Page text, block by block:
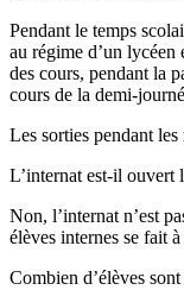
Pendant le temps
au régime d’un
des cours, pendant la
cours de la demi-
Les sorties pendant les
L’internat est-il ouvert
Non, l’internat n’est
élèves internes se fait
Combien d’élèves